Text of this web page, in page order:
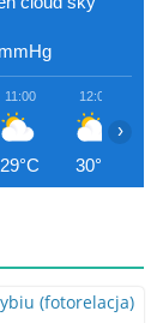
mmHg
11:00
29°C
12:00
30°C
›